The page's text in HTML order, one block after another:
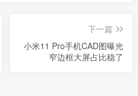
下一篇
小米11 Pro手机CAD图曝光
窄边框大屏占比稳了